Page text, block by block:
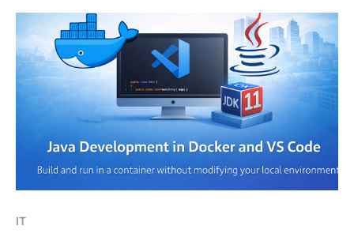
1,Alice,30 2,Bob,25 CSVは「行」単位で保存されていま
す。 * 1行ずつ並んでいる * 人間が読める * シンプル *
でも大規模処理には不向き Parquet（列指向） イメー
ジ： id列: 1,2,3,4,... name列: Alice,Bob,... age列: 30,
IT